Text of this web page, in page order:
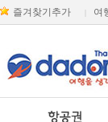
즐겨찾기추가 여